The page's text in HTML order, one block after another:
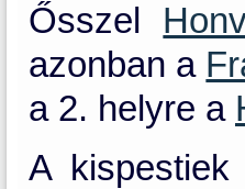
Ősszel
azonban a
a 2. helyre a
A